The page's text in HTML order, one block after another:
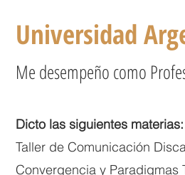
Universidad
Me desempeño como
Dicto las siguientes materias:
Taller de Comunicación
Convergencia y Paradigmas